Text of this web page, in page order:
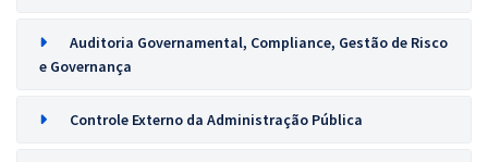
Auditoria Governamental, Compliance, Gestão de Risco
e Governança
Controle Externo da Administração Pública